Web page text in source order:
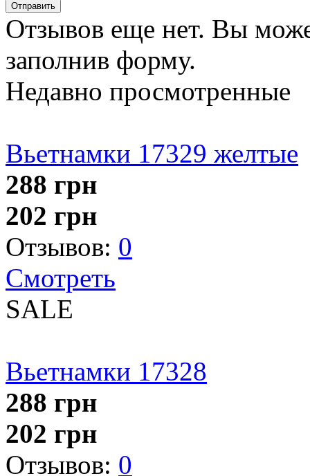
Отправить
Отзывов еще нет. Вы
заполнив форму.
Недавно просмотренные
Вьетнамки 17329 желтые
288 грн
202 грн
Отзывов: 0
Смотреть
SALE
Вьетнамки 17328
288 грн
202 грн
Отзывов: 0